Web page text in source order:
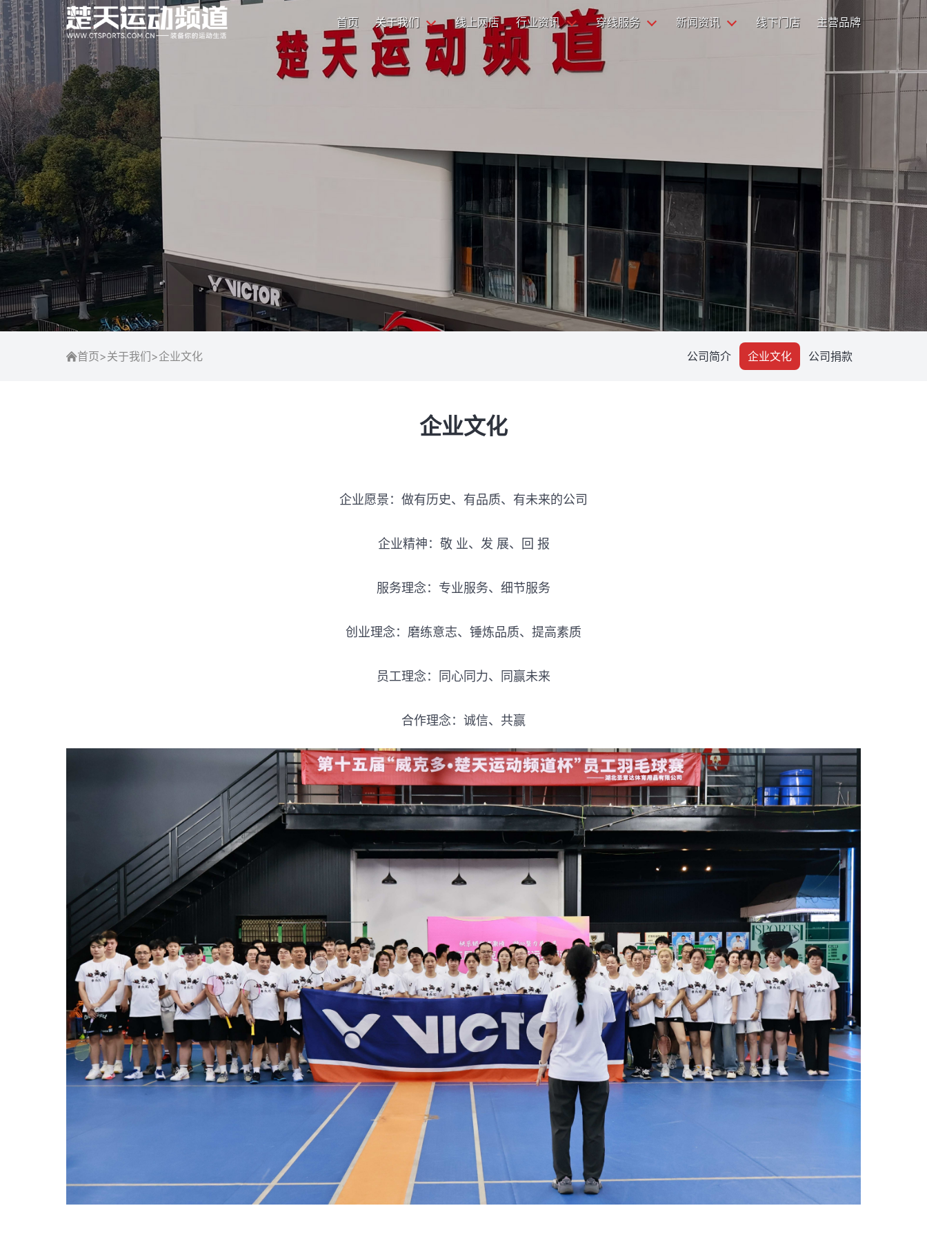
首页 关于我们 线上网店 行业资讯 穿线服务 新闻资讯 线下门店 主营品牌
首页>关于我们>企业文化 公司简介 企业文化 公司捐款
企业文化
企业愿景：做有历史、有品质、有未来的公司
企业精神：敬 业、发 展、回 报
服务理念：专业服务、细节服务
创业理念：磨练意志、锤炼品质、提高素质
员工理念：同心同力、同赢未来
合作理念：诚信、共赢